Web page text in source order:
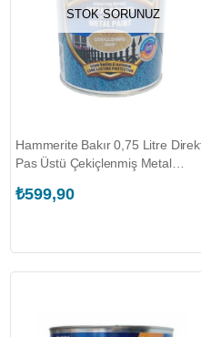
STOK SORUNUZ
Hammerite Bakır 0,75 Litre
Pas Üstü Çekiçlenmiş Metal
₺599,90